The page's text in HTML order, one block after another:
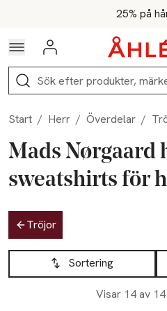
Hoppa till navigationsmenyn25% på
För medlemmar
Logga in
Sök
Start / Herr / Överdelar /
Mads Nørgaard
sweatshirts för
Hoppa till produktsidan
Tröjor
Hoppa till produktsidan
Sortering
Visar 14 av
Lista över produkter